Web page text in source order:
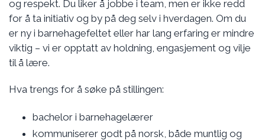
og respekt. Du liker å jobbe i team, men er ikke redd
for å ta initiativ og by på deg selv i hverdagen. Om du
er ny i barnehagefeltet eller har lang erfaring er mindre
viktig – vi er opptatt av holdning, engasjement og vilje
til å lære.
Hva trengs for å søke på stillingen:
bachelor i barnehagelærer
kommuniserer godt på norsk, både muntlig og